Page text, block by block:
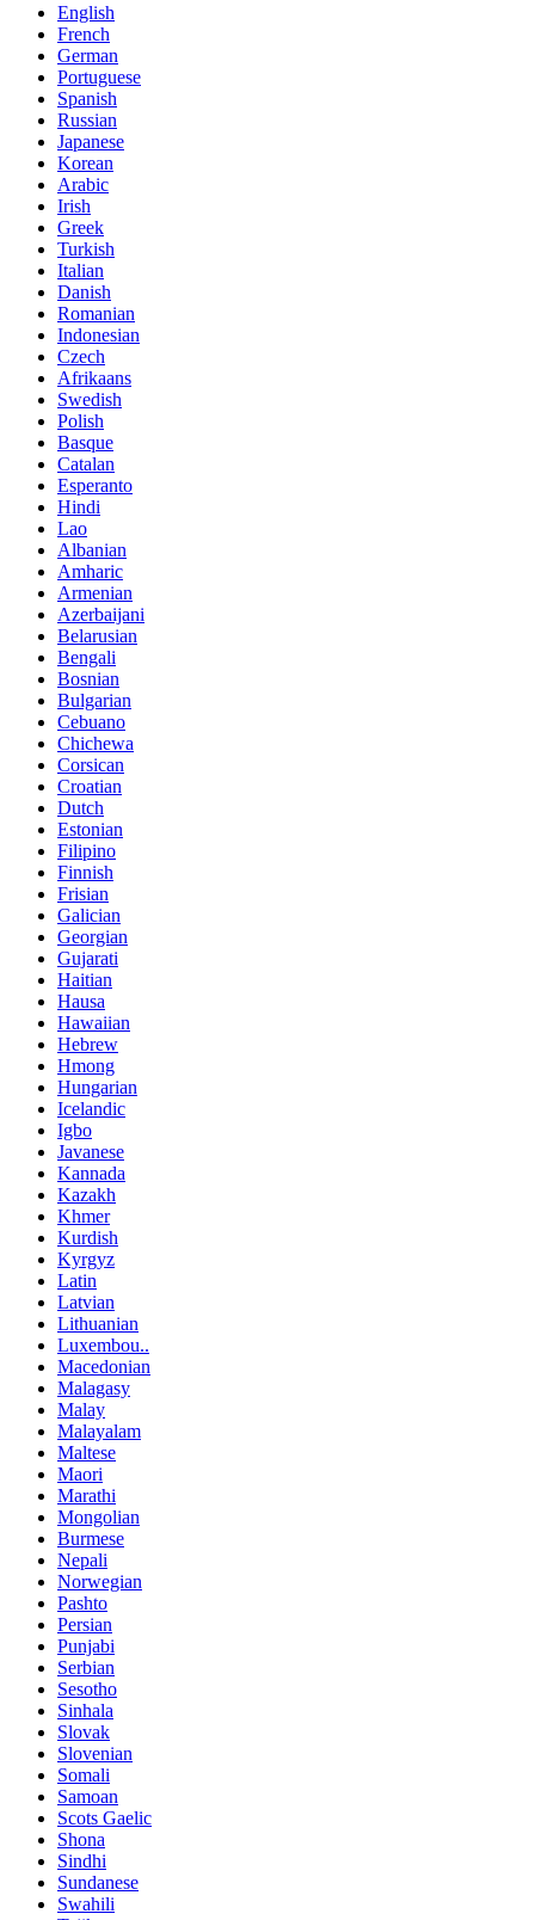
English
French
German
Portuguese
Spanish
Russian
Japanese
Korean
Arabic
Irish
Greek
Turkish
Italian
Danish
Romanian
Indonesian
Czech
Afrikaans
Swedish
Polish
Basque
Catalan
Esperanto
Hindi
Lao
Albanian
Amharic
Armenian
Azerbaijani
Belarusian
Bengali
Bosnian
Bulgarian
Cebuano
Chichewa
Corsican
Croatian
Dutch
Estonian
Filipino
Finnish
Frisian
Galician
Georgian
Gujarati
Haitian
Hausa
Hawaiian
Hebrew
Hmong
Hungarian
Icelandic
Igbo
Javanese
Kannada
Kazakh
Khmer
Kurdish
Kyrgyz
Latin
Latvian
Lithuanian
Luxembou..
Macedonian
Malagasy
Malay
Malayalam
Maltese
Maori
Marathi
Mongolian
Burmese
Nepali
Norwegian
Pashto
Persian
Punjabi
Serbian
Sesotho
Sinhala
Slovak
Slovenian
Somali
Samoan
Scots Gaelic
Shona
Sindhi
Sundanese
Swahili